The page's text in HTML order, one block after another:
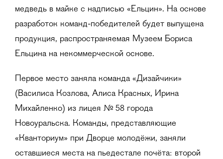
медведь в майке с надписью «Ельцин». На основе
разработок команд-победителей будет выпущена
продукция, распространяемая Музеем Бориса
Ельцина на некоммерческой основе.
Первое место заняла команда «Дизайчики»
(Василиса Козлова, Алиса Красных, Ирина
Михайленко) из лицея № 58 города
Новоуральска. Команды, представляющие
«Кванториум» при Дворце молодёжи, заняли
оставшиеся места на пьедестале почёта: второй